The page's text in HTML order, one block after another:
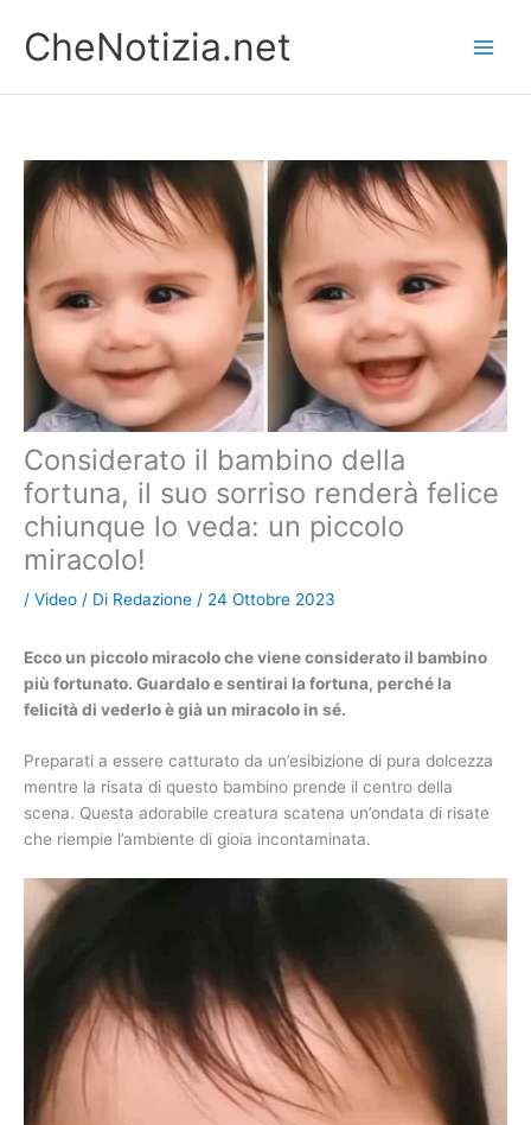
contenuto
CheNotizia.net
Considerato il bambino della
fortuna, il suo sorriso renderà felice
chiunque lo veda: un piccolo
miracolo!
/ Video / Di Redazione / 24 Ottobre 2023
Ecco un piccolo miracolo che viene considerato il bambino
più fortunato. Guardalo e sentirai la fortuna, perché la
felicità di vederlo è già un miracolo in sé.
Preparati a essere catturato da un’esibizione di pura dolcezza
mentre la risata di questo bambino prende il centro della
scena. Questa adorabile creatura scatena un’ondata di risate
che riempie l’ambiente di gioia incontaminata.